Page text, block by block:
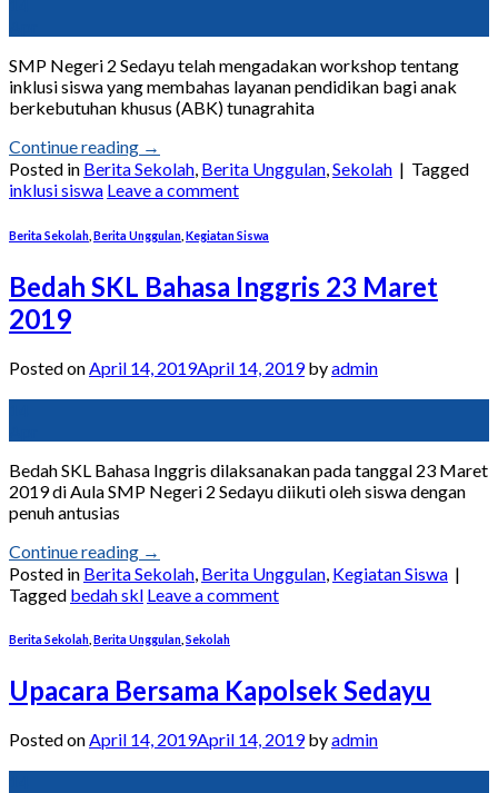
SMP Negeri 2 Sedayu telah mengadakan workshop tentang
inklusi siswa yang membahas layanan pendidikan bagi anak
berkebutuhan khusus (ABK) tunagrahita
Continue reading →
Posted in Berita Sekolah Berita Unggulan Sekolah | Tagged
inklusi siswa Leave a comment
Berita Sekolah Berita Unggulan Kegiatan Siswa
Bedah SKL Bahasa Inggris 23 Maret
2019
Posted on April 14, 2019April 14, 2019byadmin
Bedah SKL Bahasa Inggris dilaksanakan pada tanggal 23 Maret
2019 di Aula SMP Negeri 2 Sedayu diikuti oleh siswa dengan
penuh antusias
Continue reading →
Posted in Berita Sekolah Berita Unggulan Kegiatan Siswa |
Tagged bedah skl Leave a comment
Berita Sekolah Berita Unggulan Sekolah
Upacara Bersama Kapolsek Sedayu
Posted onApril 14, 2019April 14, 2019byadmin